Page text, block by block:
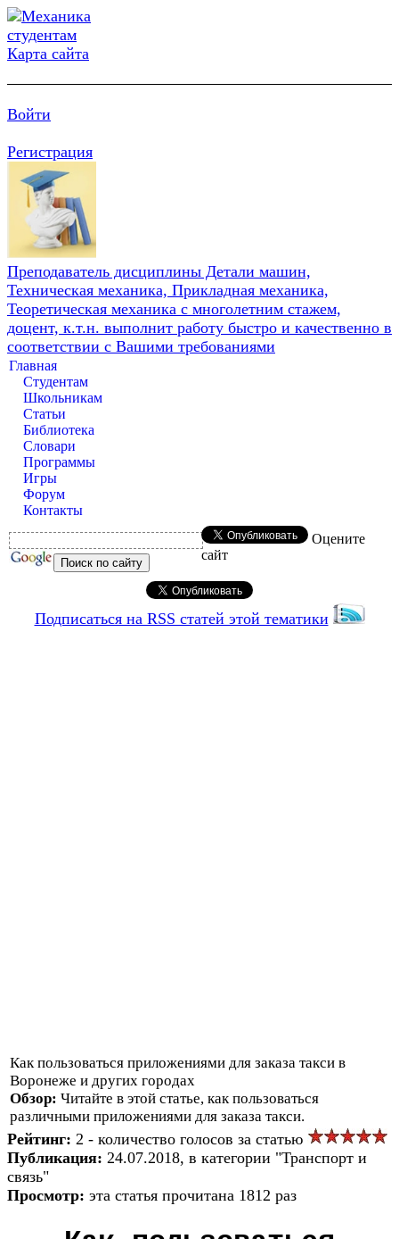
Карта сайта
Войти
Регистрация
Преподаватель дисциплины Детали машин,
Техническая механика, Прикладная механика,
Теоретическая механика с многолетним стажем,
доцент, к.т.н. выполнит работу быстро и качественно в
соответствии с Вашими требованиями
Главная
Студентам
Школьникам
Статьи
Библиотека
Словари
Программы
Игры
Форум
Контакты
Оцените
сайт
Подписаться на RSS статей этой тематики
Как пользоваться приложениями для заказа такси в
Воронеже и других городах
Обзор: Читайте в этой статье, как пользоваться
различными приложениями для заказа такси.
Рейтинг: 2 - количество голосов за статью
Публикация: 24.07.2018, в категории "Транспорт и
связь"
Просмотр: эта статья прочитана 1812 раз